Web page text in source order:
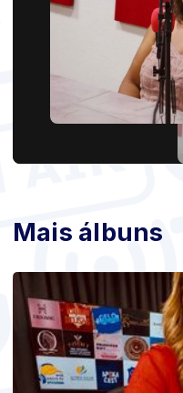
Mais álbuns